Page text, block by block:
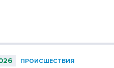
ПРОИСШЕСТВИЯ